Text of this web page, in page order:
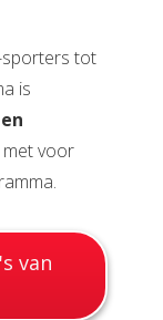
sporters tot
is
met voor
van